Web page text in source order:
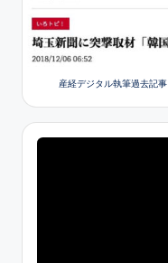
産経デジタル執筆過去記事